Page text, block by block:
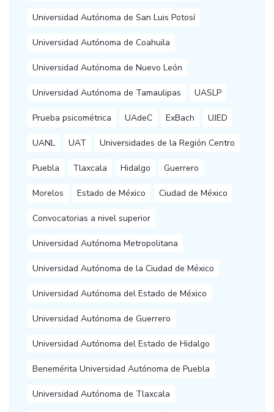
Universidad Autónoma de San Luis Potosí
Universidad Autónoma de Coahuila
Universidad Autónoma de Nuevo León
Universidad Autónoma de Tamaulipas UASLP
Prueba psicométrica UAdeC ExBach UJED
UANL UAT Universidades de la Región Centro
Puebla Tlaxcala Hidalgo Guerrero
Morelos Estado de México Ciudad de México
Convocatorias a nivel superior
Universidad Autónoma Metropolitana
Universidad Autónoma de la Ciudad de México
Universidad Autónoma del Estado de México
Universidad Autónoma de Guerrero
Universidad Autónoma del Estado de Hidalgo
Benemérita Universidad Autónoma de Puebla
Universidad Autónoma de Tlaxcala